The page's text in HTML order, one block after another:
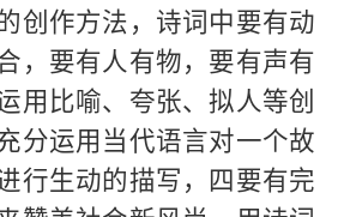
创作方法，诗词中要有动
，要有人有物，要有声有
用比喻、夸张、拟人等创
分运用当代语言对一个故
行生动的描写，四要有完